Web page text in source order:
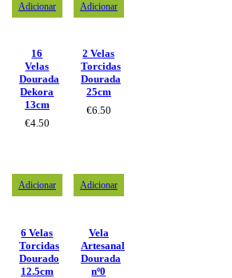
Adicionar
16
Velas
Dourada
Dekora
13cm
€4.50
Adicionar
2 Velas
Torcidas
Dourada
25cm
€6.50
Adicionar
6 Velas
Torcidas
Dourado
12.5cm
Adicionar
Vela
Artesanal
Dourada
nº0